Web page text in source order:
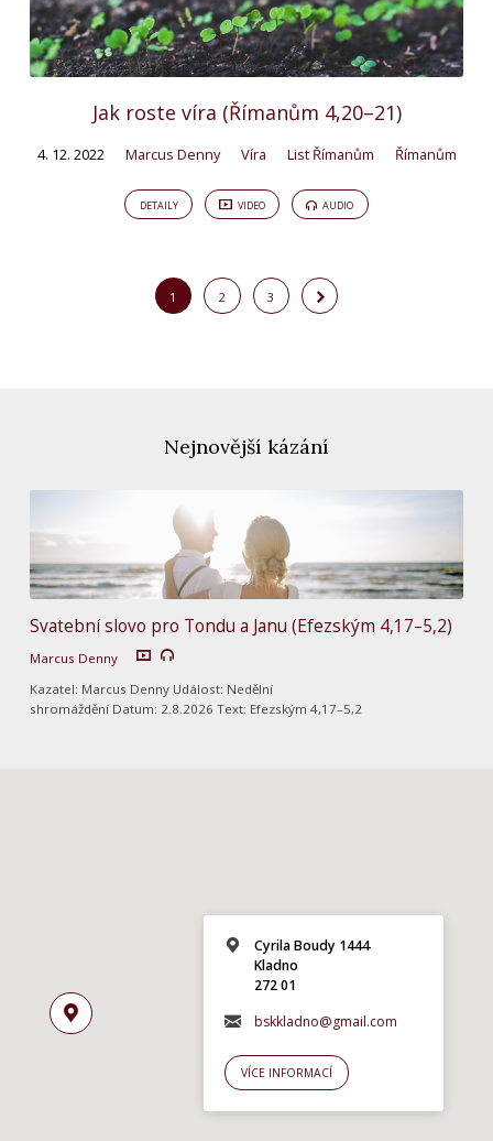
Jak roste víra (Římanům 4,20–21)
4. 12. 2022 Marcus Denny Víra List Římanům Římanům
DETAILY VIDEO AUDIO
1 2 3
Nejnovější kázání
Svatební slovo pro Tondu a Janu (Efezským 4,17–5,2)
Marcus Denny
Kazatel: Marcus Denny Událost: Nedělní
shromáždění Datum: 2.8.2026 Text: Efezským 4,17–5,2
Cyrila Boudy 1444
Kladno
272 01
bskkladno@gmail.com
VÍCE INFORMACÍ